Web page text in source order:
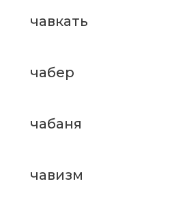
чавкать
чабер
чабаня
чавизм